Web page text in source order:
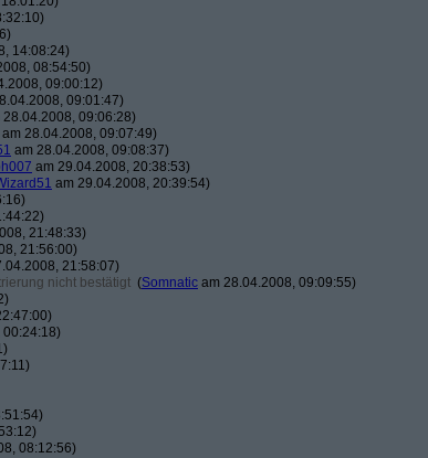
14:08:24)
08:54:50)
09:00:12)
09:01:47)
28.04.2008, 09:06:28)
am 28.04.2008, 09:07:49)
am 28.04.2008, 09:08:37)
am 29.04.2008, 20:38:53)
am 29.04.2008, 20:39:54)
21:48:33)
21:56:00)
21:58:07)
nicht bestätigt (Somnatic am 28.04.2008, 09:09:55)
08:12:56)